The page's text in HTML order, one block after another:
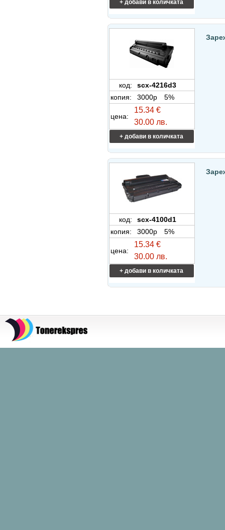
+ добави в количката
код:
scx-4216d3
копия:
3000p 5%
цена:
15.34 €
30.00 лв.
+ добави в количката
код:
scx-4100d1
копия:
3000p 5%
цена:
15.34 €
30.00 лв.
+ добави в количката